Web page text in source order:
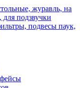
журавль, на
для подзвучки
подвесы паук,